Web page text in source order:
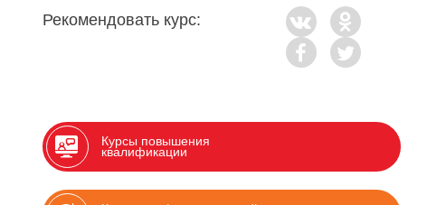
Рекомендовать курс:
Курсы повышения
квалификации